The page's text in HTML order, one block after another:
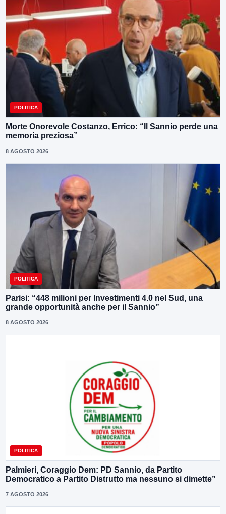
POLITICA
Morte Onorevole Costanzo, Errico: “Il Sannio perde una
memoria preziosa”
8 AGOSTO 2026
POLITICA
Parisi: “448 milioni per Investimenti 4.0 nel Sud, una
grande opportunità anche per il Sannio”
8 AGOSTO 2026
POLITICA
Palmieri, Coraggio Dem: PD Sannio, da Partito
Democratico a Partito Distrutto ma nessuno si dimette”
7 AGOSTO 2026